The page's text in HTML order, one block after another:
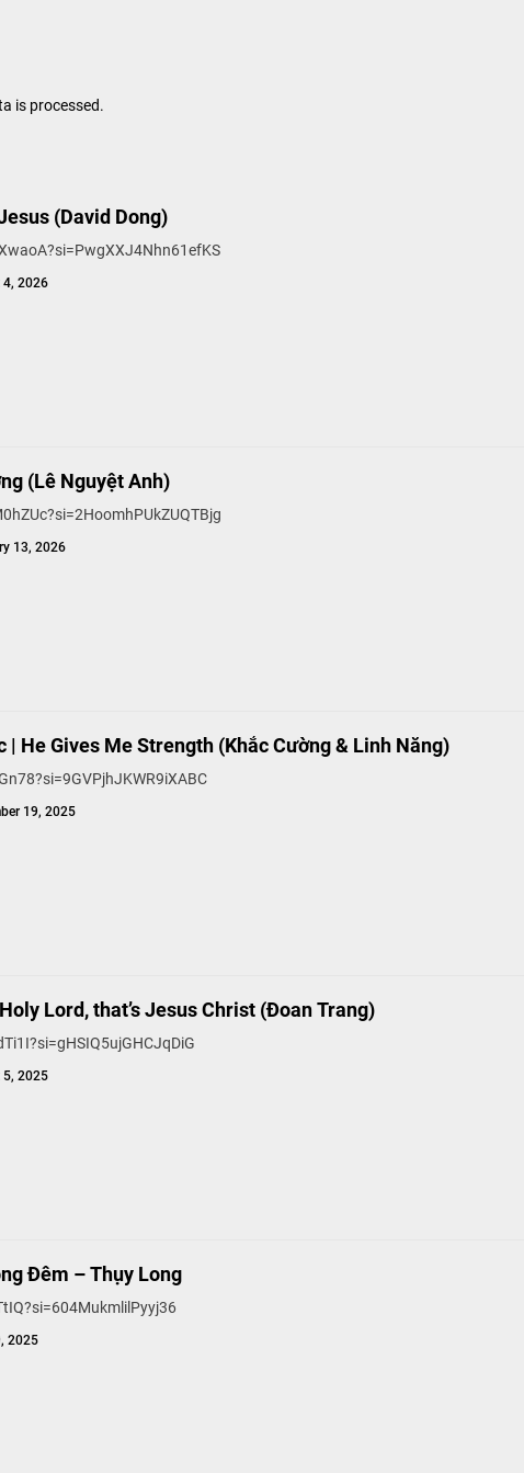
is processed.
(David Dong)
4, 2026
(Lê Nguyệt Anh)
13, 2026
| He Gives Me Strength (Khắc Cường & Linh Năng)
19, 2025
Lord, that’s Jesus Christ (Đoan Trang)
5, 2025
Đêm – Thụy Long
2025